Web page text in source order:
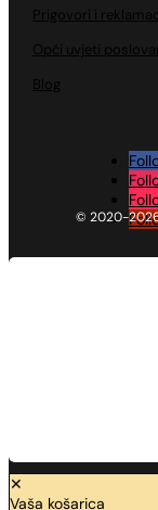
Prigovori i
Opći uvjeti
Blog
© 2020-2026
✕
Vaša košarica